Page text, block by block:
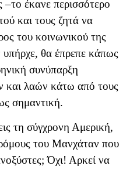
έκανε περισσότερο
και τους ζητά να
του κοινωνικού της
θα έπρεπε κάπως
συνύπαρξη
και λαών κάτω από τους
σημαντική.
τη σύγχρονη Αμερική,
του Μανχάταν που
Όχι! Αρκεί να